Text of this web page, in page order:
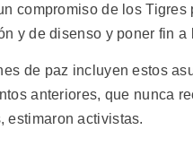
compromiso de los
y de disenso y poner fin
de paz incluyen estos
anteriores, que nunca
estimaron activistas.